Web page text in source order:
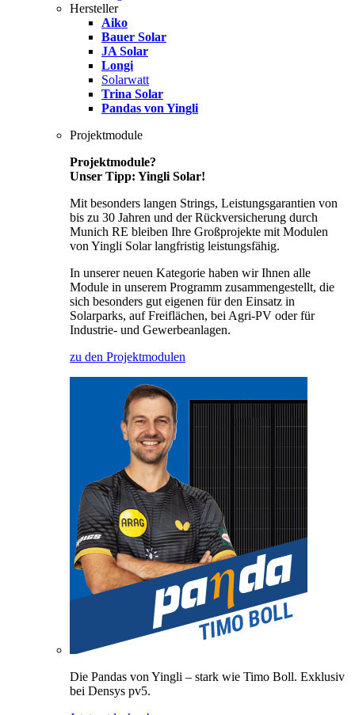
Hersteller
Aiko
Bauer Solar
JA Solar
Longi
Solarwatt
Trina Solar
Pandas von Yingli
Projektmodule
Projektmodule?
Unser Tipp: Yingli Solar!
Mit besonders langen Strings, Leistungsgarantien von
bis zu 30 Jahren und der Rückversicherung durch
Munich RE bleiben Ihre Großprojekte mit Modulen
von Yingli Solar langfristig leistungsfähig.
In unserer neuen Kategorie haben wir Ihnen alle
Module in unserem Programm zusammengestellt, die
sich besonders gut eigenen für den Einsatz in
Solarparks, auf Freiflächen, bei Agri-PV oder für
Industrie- und Gewerbeanlagen.
zu den Projektmodulen
Die Pandas von Yingli – stark wie Timo Boll. Exklusiv
bei Densys pv5.